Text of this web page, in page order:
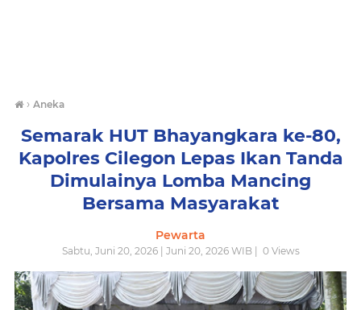
› Aneka
Semarak HUT Bhayangkara ke-80,
Kapolres Cilegon Lepas Ikan Tanda
Dimulainya Lomba Mancing
Bersama Masyarakat
Pewarta
Sabtu, Juni 20, 2026 | Juni 20, 2026 WIB | 0Views